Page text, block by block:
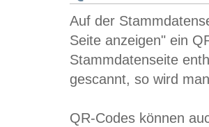
Auf der
Seite anzeigen" ein
Stammdatenseite
gescannt, so wird
QR-Codes können